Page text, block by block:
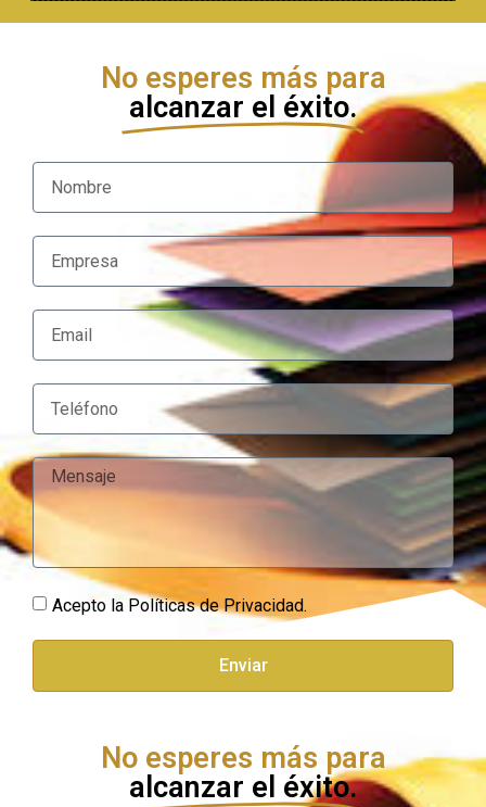
No esperes más para
alcanzar el éxito.
Acepto la Políticas de Privacidad.
Enviar
No esperes más para
alcanzar el éxito.